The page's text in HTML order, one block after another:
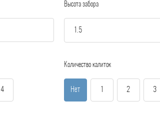
Высота забора
4
Количество калиток
Нет 2 3